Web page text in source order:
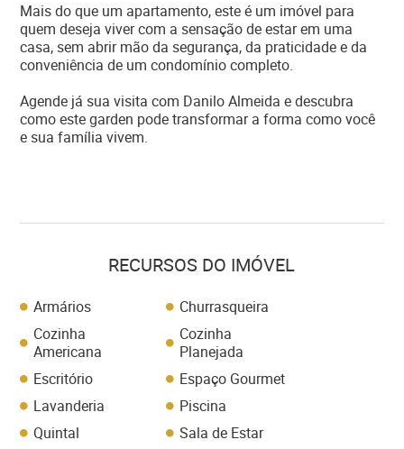
Mais do que um apartamento, este é um imóvel para
quem deseja viver com a sensação de estar em uma
casa, sem abrir mão da segurança, da praticidade e da
conveniência de um condomínio completo.
Agende já sua visita com Danilo Almeida e descubra
como este garden pode transformar a forma como você
e sua família vivem.
RECURSOS DO IMÓVEL
Armários
Churrasqueira
Cozinha
Americana
Cozinha
Planejada
Escritório
Espaço Gourmet
Lavanderia
Piscina
Quintal
Sala de Estar